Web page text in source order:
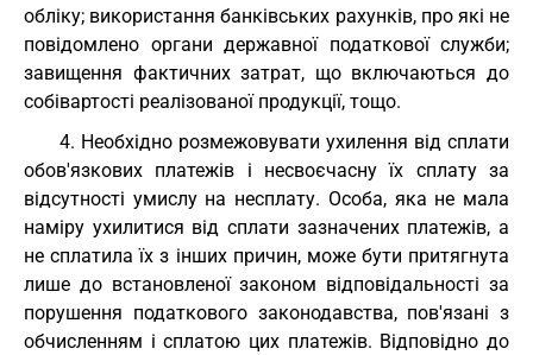
обліку; використання банківських рахунків, про які не
повідомлено органи державної податкової служби;
завищення фактичних затрат, що включаються до
собівартості реалізованої продукції, тощо.
4. Необхідно розмежовувати ухилення від сплати
обов'язкових платежів і несвоєчасну їх сплату за
відсутності умислу на несплату. Особа, яка не мала
наміру ухилитися від сплати зазначених платежів, а
не сплатила їх з інших причин, може бути притягнута
лише до встановленої законом відповідальності за
порушення податкового законодавства, пов'язані з
обчисленням і сплатою цих платежів. Відповідно до